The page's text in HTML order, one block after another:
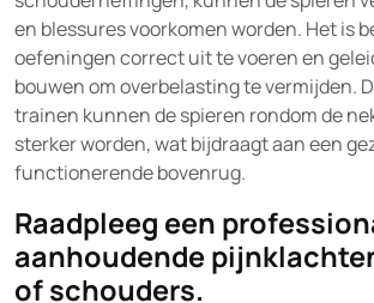
en blessures voorkomen worden. Het is
oefeningen correct uit te voeren en
bouwen om overbelasting te vermijden.
trainen kunnen de spieren rondom de
sterker worden, wat bijdraagt aan een
functionerende bovenrug.
Raadpleeg een
aanhoudende
of schouders.